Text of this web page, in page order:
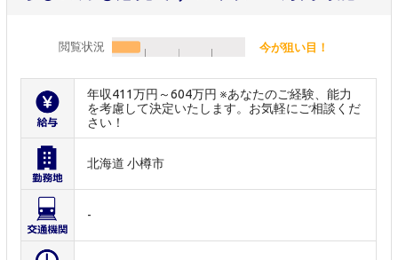
閲覧状況 今が狙い目！
年収411万円～604万円 ※あなたのご経験、能力
を考慮して決定いたします。お気軽にご相談くだ
さい！
北海道 小樽市
-